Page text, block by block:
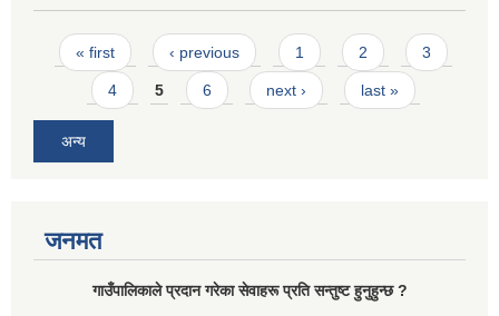
Pages
« first ‹ previous 1 2 3
4 5 6 next › last »
अन्य
जनमत
गाउँपालिकाले प्रदान गरेका सेवाहरू प्रति सन्तुष्ट हुनुहुन्छ ?